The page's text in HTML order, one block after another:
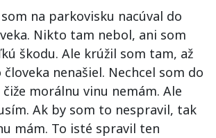
na parkovisku nacúval do
Nikto tam nebol, ani som
škodu. Ale krúžil som tam, až
nenašiel. Nechcel som do
morálnu vinu nemám. Ale
Ak by som to nespravil, tak
mám. To isté spravil ten